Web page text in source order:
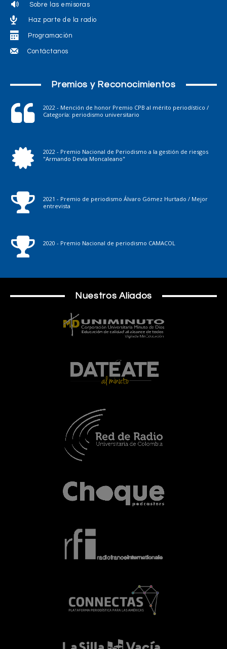
Sobre las emisoras
Haz parte de la radio
Programación
Contáctanos
Premios y Reconocimientos
2022 - Mención de honor Premio CPB al mérito periodístico /
Categoría: periodismo universitario
2022 - Premio Nacional de Periodismo a la gestión de riesgos
"Armando Devia Moncaleano"
2021 - Premio de periodismo Álvaro Gómez Hurtado / Mejor
entrevista
2020 - Premio Nacional de periodismo CAMACOL
Nuestros Aliados